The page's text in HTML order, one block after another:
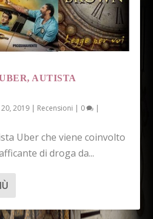
AUTISTA
20, 2019 | Recensioni | 0 |
Uber che viene coinvolto
di droga da...